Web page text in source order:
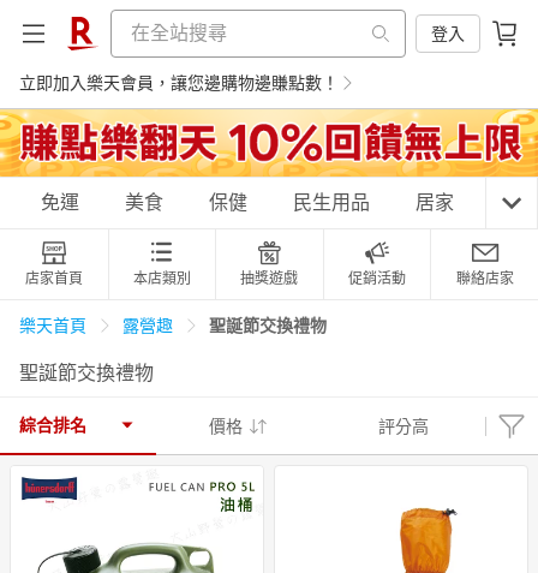
登入
立即加入樂天會員，讓您邊購物邊賺點數！
購物網分類
天天免運 美食蛋糕 養生保健
居家生活 3C家電 親子玩具
情趣用品
免運 美食 保健 民生用品 居家 3C
店家首頁 本店類別 抽獎遊戲 促銷活動 聯絡店家
樂天首頁 露營趣 聖誕節交換禮物
聖誕節交換禮物
綜合排名 價格 評分高